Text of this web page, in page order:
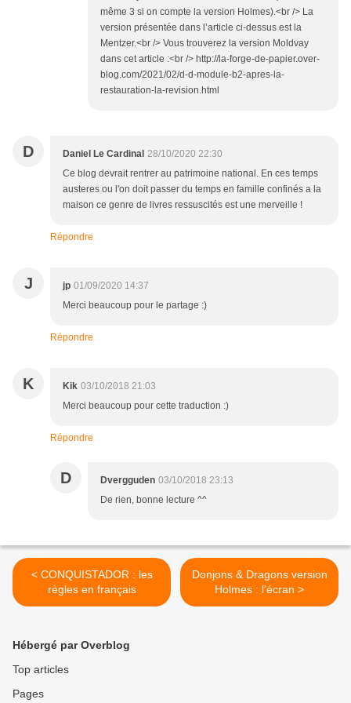
même 3 si on compte la version Holmes).<br /> La
version présentée dans l’article ci-dessus est la
Mentzer.<br /> Vous trouverez la version Moldvay
dans cet article :<br /> http://la-forge-de-papier.over-
blog.com/2021/02/d-d-module-b2-apres-la-
restauration-la-revision.html
D Daniel Le Cardinal 28/10/2020 22:30
Ce blog devrait rentrer au patrimoine national. En ces temps
austeres ou l'on doit passer du temps en famille confinés a la
maison ce genre de livres ressuscités est une merveille !
Répondre
J jp 01/09/2020 14:37
Merci beaucoup pour le partage :)
Répondre
K Kik 03/10/2018 21:03
Merci beaucoup pour cette traduction :)
Répondre
D Dvergguden 03/10/2018 23:13
De rien, bonne lecture ^^
< CONQUISTADOR : les
règles en français
Donjons & Dragons version
Holmes : l'écran >
Hébergé par Overblog
Top articles
Pages